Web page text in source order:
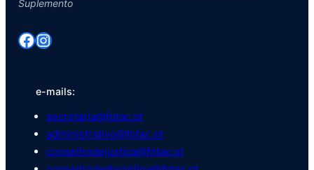
Suplemento
Facebook Instagram
e-mails:
secretaria@fptac.pt
administrativo@fptac.pt
conselhodejustica@fptac.pt